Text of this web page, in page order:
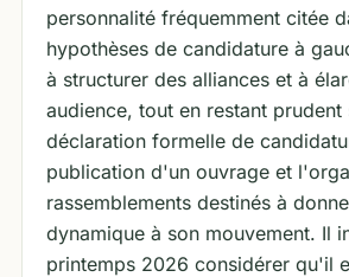
personnalité fréquemment citée
hypothèses de candidature à
à structurer des alliances et à
audience, tout en restant prudent
déclaration formelle de
publication d'un ouvrage et
rassemblements destinés à
dynamique à son mouvement. Il
printemps 2026 considérer qu'il